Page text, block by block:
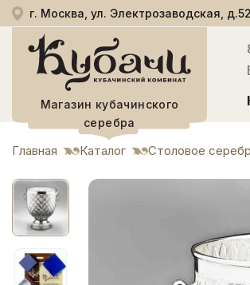
г. Москва, ул. Электрозаводская,
Магазин кубачинского
серебра
Главная Каталог Столовое